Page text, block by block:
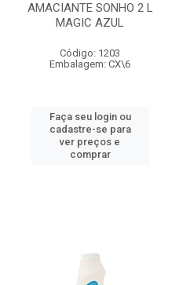
AMACIANTE SONHO 2 L
MAGIC AZUL
Código: 1203
Embalagem: CX\6
Faça seu login ou
cadastre-se para
ver preços e
comprar